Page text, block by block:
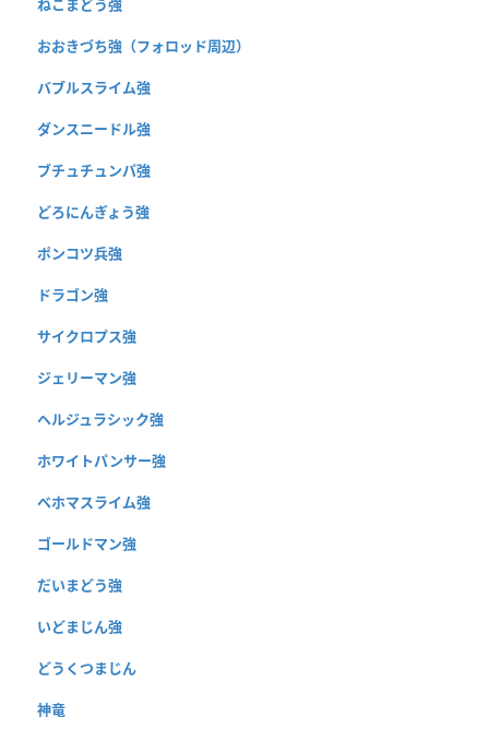
ねこまどう強
おおきづち強（フォロッド周辺）
バブルスライム強
ダンスニードル強
ブチュチュンパ強
どろにんぎょう強
ポンコツ兵強
ドラゴン強
サイクロプス強
ジェリーマン強
ヘルジュラシック強
ホワイトパンサー強
ベホマスライム強
ゴールドマン強
だいまどう強
いどまじん強
どうくつまじん
神竜